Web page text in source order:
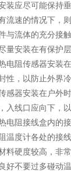
装应尽可能保持
流速的情况下，
与流体的充分接
量安装在有保护
电阻传感器安装
性，以防止外界
感器安装在户外
入线口应向下，
电阻接线盒内的
温度计各处的接
料硬度较高，非
好不要过多碰动